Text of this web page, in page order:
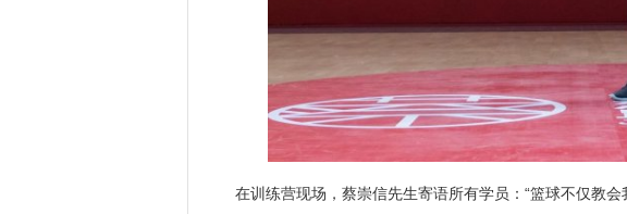
在训练营现场，蔡崇信先生寄语所有学员：“篮球不仅教